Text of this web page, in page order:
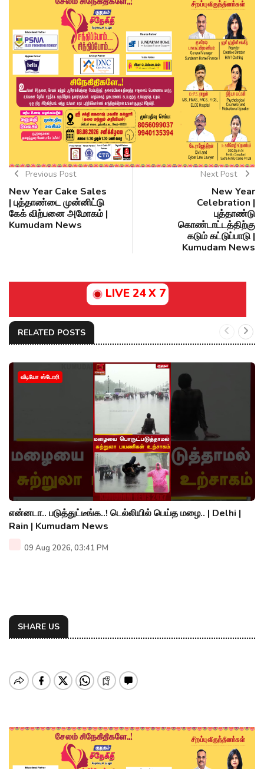
Previous Post
New Year Cake Sales
| புத்தாண்டை முன்னிட்டு
கேக் விற்பனை அமோகம் |
Kumudam News
Next Post
New Year
Celebration |
புத்தாண்டு
கொண்டாட்டத்திற்கு
கடும் கட்டுப்பாடு |
Kumudam News
LIVE 24 X 7
RELATED POSTS
வீடியோ ஸ்டோரி
என்னடா.. படுத்துட்டீங்க..! டெல்லியில் பெய்த மழை.. | Delhi |
Rain | Kumudam News
09 Aug 2026, 03:41 PM
SHARE US